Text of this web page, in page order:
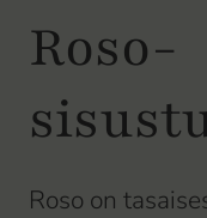
Roso-
Roso on